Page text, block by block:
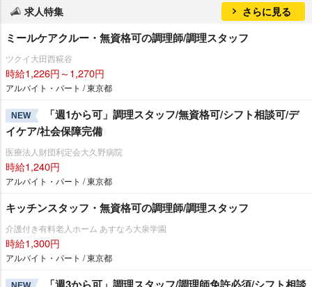
求人特集 さらに見る
ミールケアクルー・無資格可の調理師/調理スタッフ
ツクイ大田西糀谷
時給1,226円～1,270円
アルバイト・パート / 東京都
NEW
「週1から可」調理スタッフ/無資格可/シフト相談可/デ
イケア/社会保障完備
医療法人財団利定会大久野病院
時給1,240円
アルバイト・パート / 東京都
キッチンスタッフ・無資格可の調理師/調理スタッフ
介護付き有料老人ホーム あすなろ大泉学園
時給1,300円
アルバイト・パート / 東京都